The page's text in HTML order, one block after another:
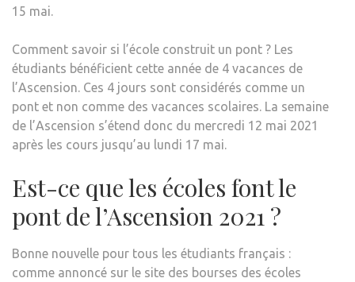
15 mai.
Comment savoir si l’école construit un pont ? Les
étudiants bénéficient cette année de 4 vacances de
l’Ascension. Ces 4 jours sont considérés comme un
pont et non comme des vacances scolaires. La semaine
de l’Ascension s’étend donc du mercredi 12 mai 2021
après les cours jusqu’au lundi 17 mai.
Est-ce que les écoles font le
pont de l’Ascension 2021 ?
Bonne nouvelle pour tous les étudiants français :
comme annoncé sur le site des bourses des écoles